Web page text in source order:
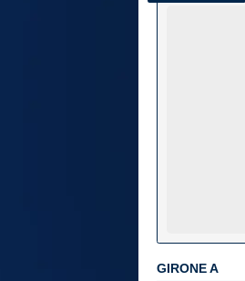
GIRONE A